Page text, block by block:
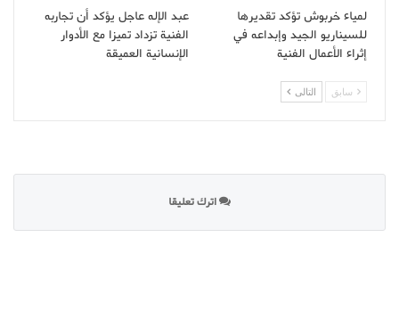
لمياء خربوش تؤكد تقديرها
للسيناريو الجيد وإبداعه في
إثراء الأعمال الفنية
عبد الإله عاجل يؤكد أن تجاربه
الفنية تزداد تميزا مع الأدوار
الإنسانية العميقة
سابق التالى
اترك تعليقا